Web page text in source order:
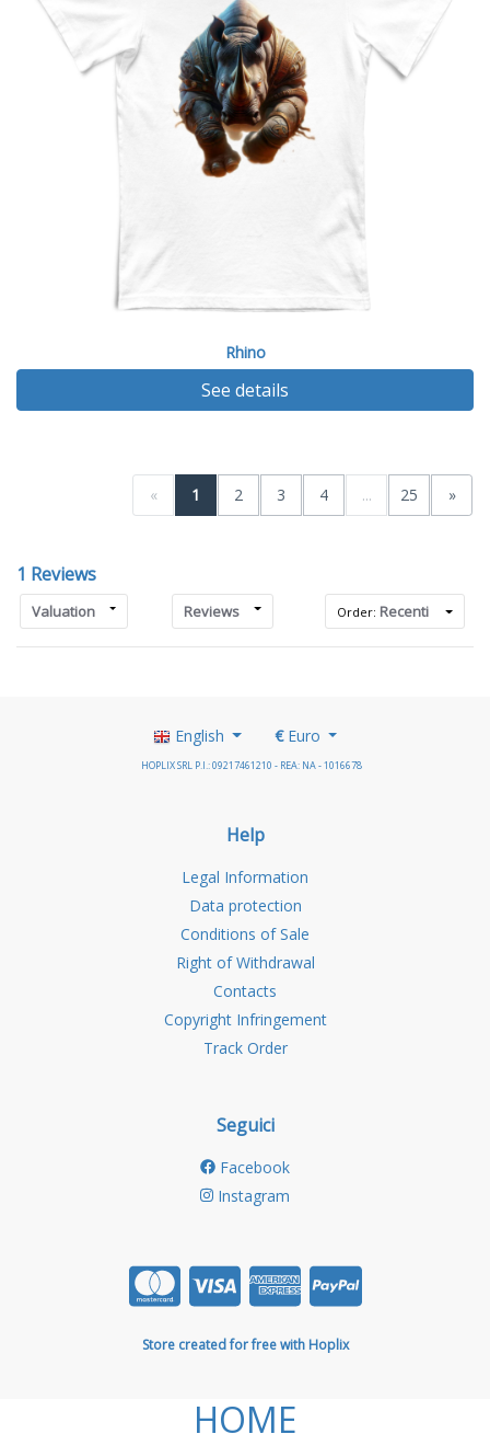
Rhino
See details
« 1 2 3 4 ... 25 »
1 Reviews
Valuation Reviews Order: Recenti
English €Euro
HOPLIX SRL P.I.: 09217461210 - REA: NA - 1016678
Help
Legal Information
Data protection
Conditions of Sale
Right of Withdrawal
Contacts
Copyright Infringement
Track Order
Seguici
Facebook
Instagram
Store created for free with Hoplix
HOME